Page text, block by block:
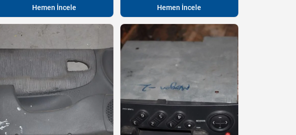
Hemen İncele Hemen İncele